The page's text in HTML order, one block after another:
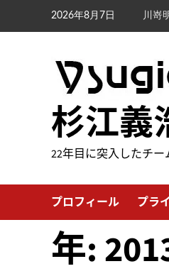
2026年8月7日 川嵜
杉江義
22年目に突入したチ
プロフィール プラ
年: